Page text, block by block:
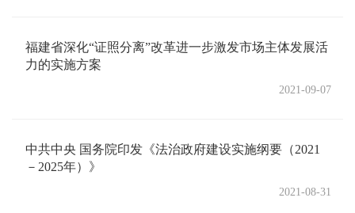
福建省深化“证照分离”改革进一步激发市场主体发展活
力的实施方案
2021-09-07
中共中央 国务院印发《法治政府建设实施纲要（2021
－2025年）》
2021-08-31